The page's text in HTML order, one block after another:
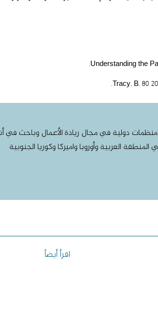
Understanding the
Tracy, B. 80
دولية في مجال ريادة الأعمال وباحث في
اقرأ أيضاً